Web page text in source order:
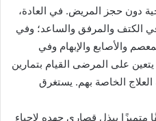
دون حجز المريض. في العادة،
الكتف والمرفق والساعد؛ وفي
والأصابع والإبهام وفي
على المرضى القيام بتمارين
الخاصة بهم. يستغرق
متميزًا يبذل قصارى جهده لإحياء